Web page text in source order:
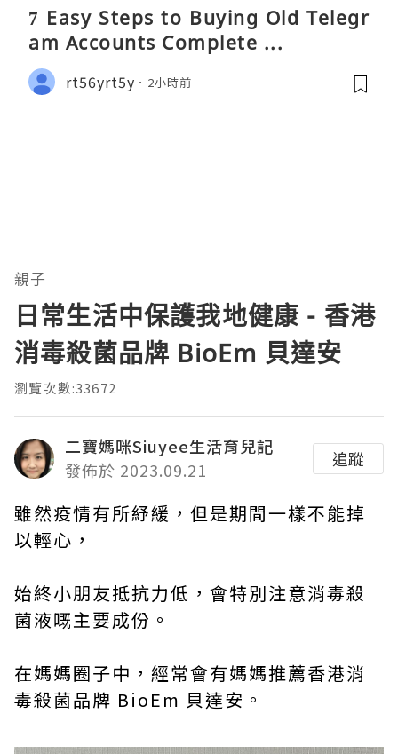
7 Easy Steps to Buying Old Telegr
am Accounts Complete ...
rt56yrt5y 2小時前
親子
日常生活中保護我地健康 - 香港
消毒殺菌品牌 BioEm 貝達安
瀏覽次數:33672
二寶媽咪Siuyee生活育兒記
發佈於 2023.09.21
追蹤
雖然疫情有所紓緩，但是期間一樣不能掉
以輕心，
始終小朋友抵抗力低，會特別注意消毒殺
菌液嘅主要成份。
在媽媽圈子中，經常會有媽媽推薦香港消
毒殺菌品牌 BioEm 貝達安。